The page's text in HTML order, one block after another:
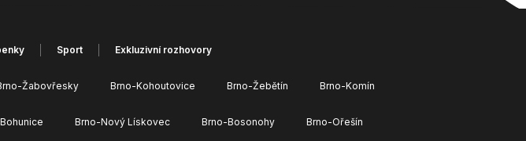
Sport Exkluzivní rozhovory
Žabovřesky Brno-Kohoutovice Brno-Žebětín Brno-Komín
Brno-Nový Lískovec Brno-Bosonohy Brno-Ořešín